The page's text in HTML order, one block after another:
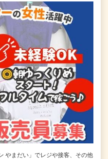
やまだい」でレジや接客、その他